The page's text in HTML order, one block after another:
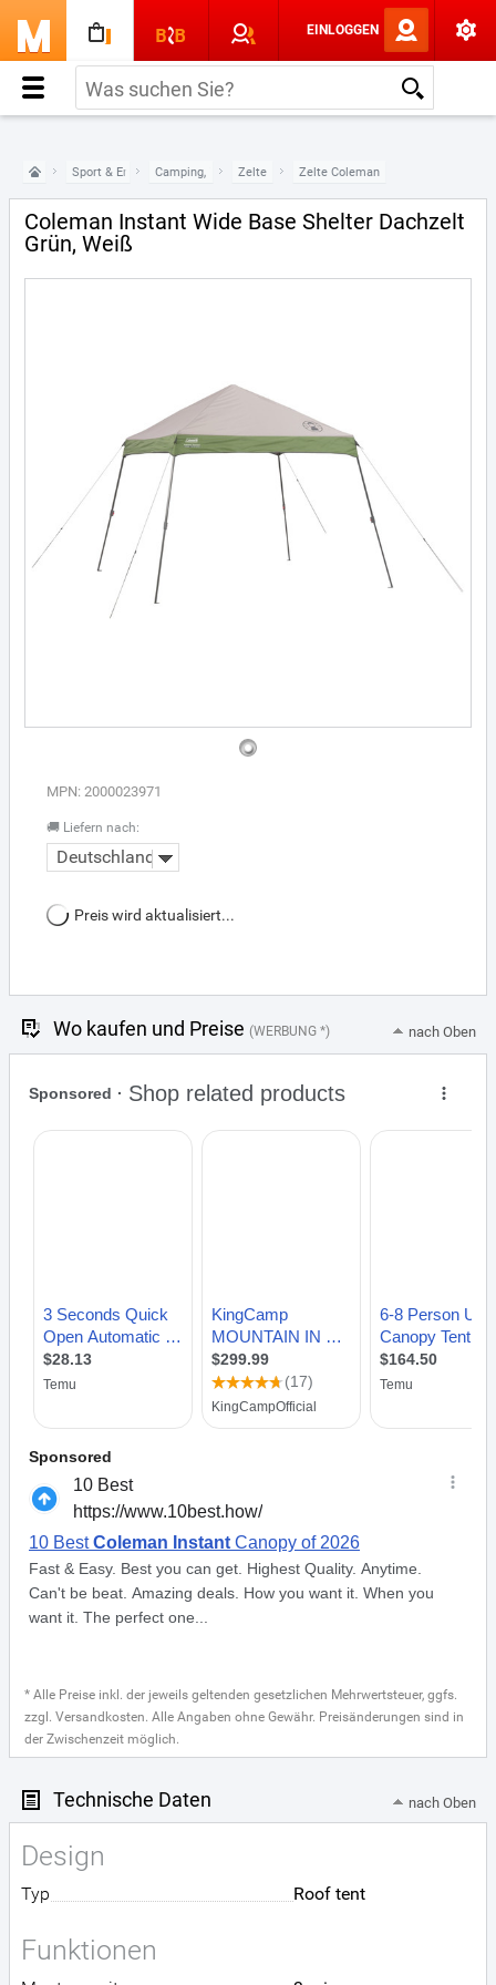
EINLOGGEN
Sport & ErholungCamping, Tourismus & Outdoor
Zelte Zelte Coleman
Coleman Instant Wide Base Shelter Dachzelt
Grün, Weiß
MPN: 2000023971
🚚 Liefern nach:
Deutschland
Preis wird aktualisiert...
Wo kaufen und Preise (WERBUNG *) nach Oben
* Alle Preise inkl. der jeweils geltenden gesetzlichen Mehrwertsteuer, ggfs.
zzgl. Versandkosten. Alle Angaben ohne Gewähr. Preisänderungen sind in
der Zwischenzeit möglich.
Technische Daten nach Oben
Design
Typ Roof tent
Funktionen